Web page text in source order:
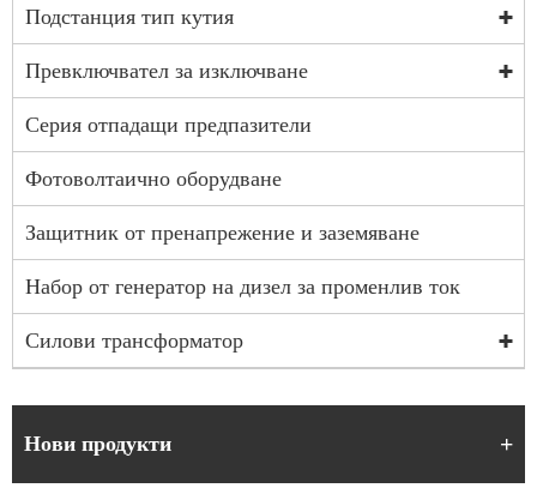
Подстанция тип кутия
Превключвател за изключване
Серия отпадащи предпазители
Фотоволтаично оборудване
Защитник от пренапрежение и заземяване
Набор от генератор на дизел за променлив ток
Силови трансформатор
Нови продукти